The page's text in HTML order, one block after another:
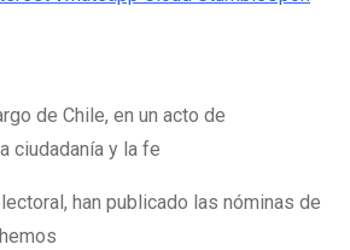
de Chile, en un acto de
ciudadanía y la fe
han publicado las nóminas de